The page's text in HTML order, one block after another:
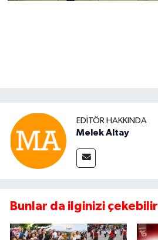
EDITÖR HAKKINDA
Melek Altay
Bunlar da ilginizi çekebilir